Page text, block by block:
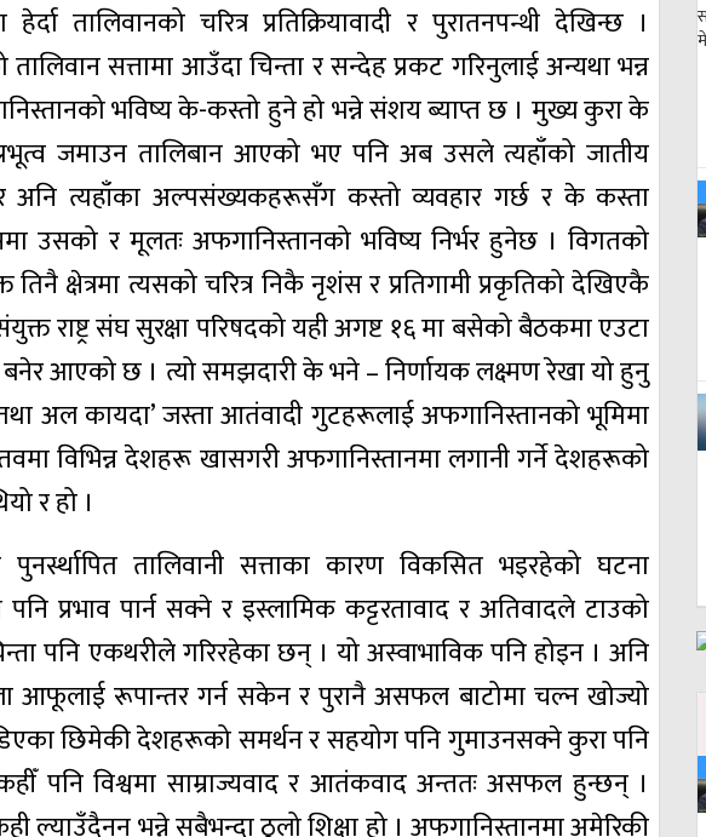
तालिवानको चरित्र प्रतिक्रियावादी र पुरातनपन्थी देखिन्छ ।
सत्तामा आउँदा चिन्ता र सन्देह प्रकट गरिनुलाई अन्यथा भन्न
भविष्य के-कस्तो हुने हो भन्ने संशय ब्याप्त छ । मुख्य कुरा के
जमाउन तालिबान आएको भए पनि अब उसले त्यहाँको जातीय
अनि त्यहाँका अल्पसंख्यकहरूसँग कस्तो व्यवहार गर्छ र के कस्ता
उसको र मूलतः अफगानिस्तानको भविष्य निर्भर हुनेछ । विगतको
तिनै क्षेत्रमा त्यसको चरित्र निकै नृशंस र प्रतिगामी प्रकृतिको देखिएकै
राष्ट्र संघ सुरक्षा परिषदको यही अगष्ट १६ मा बसेको बैठकमा एउटा
आएको छ । त्यो समझदारी के भने – निर्णायक लक्ष्मण रेखा यो हुनु
अल कायदा’ जस्ता आतंवादी गुटहरूलाई अफगानिस्तानको भूमिमा
विभिन्न देशहरू खासगरी अफगानिस्तानमा लगानी गर्ने देशहरूको
र हो ।
तालिवानी सत्ताका कारण विकसित भइरहेको घटना
प्रभाव पार्न सक्ने र इस्लामिक कट्टरतावाद र अतिवादले टाउको
पनि एकथरीले गरिरहेका छन् । यो अस्वाभाविक पनि होइन । अनि
आफूलाई रूपान्तर गर्न सकेन र पुरानै असफल बाटोमा चल्न खोज्यो
छिमेकी देशहरूको समर्थन र सहयोग पनि गुमाउनसक्ने कुरा पनि
पनि विश्वमा साम्राज्यवाद र आतंकवाद अन्ततः असफल हुन्छन् ।